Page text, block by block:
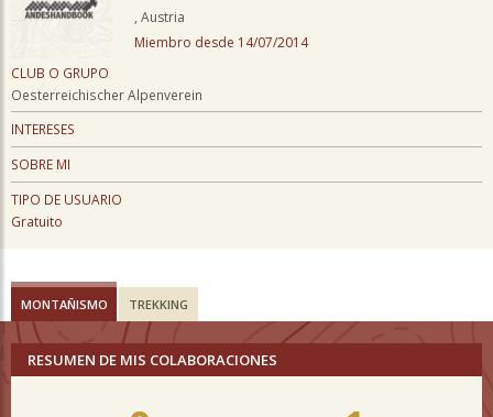
, Austria
Miembro desde 14/07/2014
CLUB O GRUPO
Oesterreichischer Alpenverein
INTERESES
SOBRE MI
TIPO DE USUARIO
Gratuito
MONTAÑISMO TREKKING
RESUMEN DE MIS COLABORACIONES